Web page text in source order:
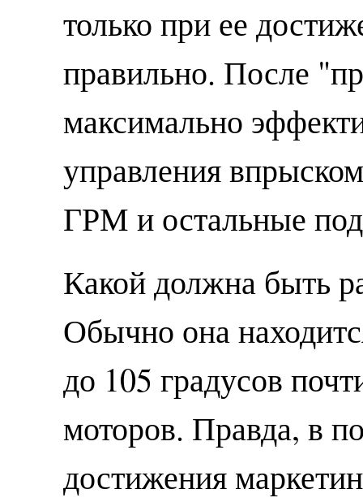
только при ее
правильно. После
максимально
управления
ГРМ и остальные
Какой должна быть
Обычно она
до 105 градусов
моторов. Правда, в
достижения